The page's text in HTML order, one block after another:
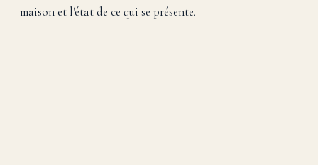
maison et l'état de ce qui se présente.